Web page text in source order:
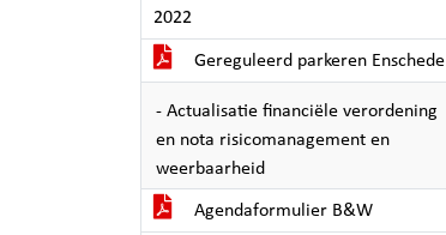
2022
Gereguleerd parkeren Enschede
- Actualisatie financiële verordening
en nota risicomanagement en
weerbaarheid
Agendaformulier B&W